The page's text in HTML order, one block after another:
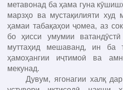
метавонад ба ҳама гуна
марзҳо ва мустақилияти худ
ҳамаи табақаҳои ҷомеа, аз
бо ҳисси умумии
муттаҳид мешаванд, ин ба
ҳамоҳангии иҷтимоӣ ва
мекунад.
Дувум, ягонагии халқ